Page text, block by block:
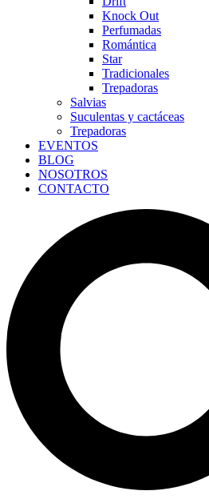
Knock Out
Perfumadas
Romántica
Star
Tradicionales
Trepadoras
Salvias
Suculentas y cactáceas
Trepadoras
EVENTOS
BLOG
NOSOTROS
CONTACTO